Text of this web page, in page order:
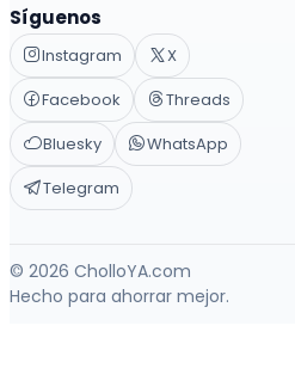
Síguenos
Instagram
X
Facebook
Threads
Bluesky
WhatsApp
Telegram
© 2026 CholloYA.com
Hecho para ahorrar mejor.